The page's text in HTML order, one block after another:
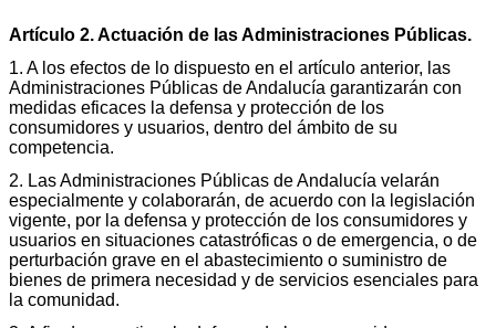
Artículo 2. Actuación de las Administraciones Públicas.
1. A los efectos de lo dispuesto en el artículo anterior, las
Administraciones Públicas de Andalucía garantizarán con
medidas eficaces la defensa y protección de los
consumidores y usuarios, dentro del ámbito de su
competencia.
2. Las Administraciones Públicas de Andalucía velarán
especialmente y colaborarán, de acuerdo con la legislación
vigente, por la defensa y protección de los consumidores y
usuarios en situaciones catastróficas o de emergencia, o de
perturbación grave en el abastecimiento o suministro de
bienes de primera necesidad y de servicios esenciales para
la comunidad.